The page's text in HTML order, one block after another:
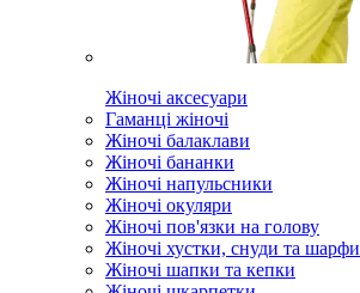
Жіночі аксесуари
Гаманці жіночі
Жіночі балаклави
Жіночі бананки
Жіночі напульсники
Жіночі окуляри
Жіночі пов'язки на голову
Жіночі хустки, снуди та шарфи
Жіночі шапки та кепки